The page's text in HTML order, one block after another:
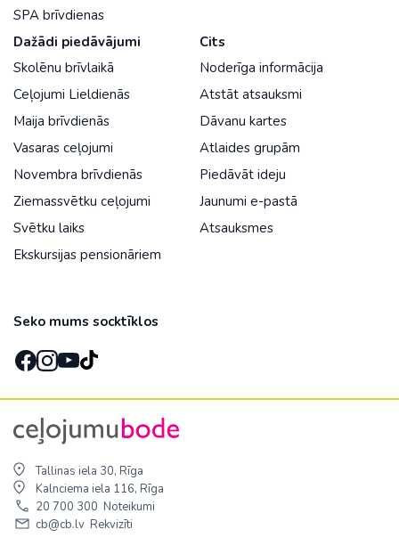
SPA brīvdienas
Dažādi piedāvājumi
Skolēnu brīvlaikā
Ceļojumi Lieldienās
Maija brīvdienās
Vasaras ceļojumi
Novembra brīvdienās
Ziemassvētku ceļojumi
Svētku laiks
Ekskursijas pensionāriem
Cits
Noderīga informācija
Atstāt atsauksmi
Dāvanu kartes
Atlaides grupām
Piedāvāt ideju
Jaunumi e-pastā
Atsauksmes
Seko mums socktīklos
Tallinas iela 30, Rīga
Kalnciema iela 116, Rīga
20 700 300 Noteikumi
cb@cb.lv Rekvizīti